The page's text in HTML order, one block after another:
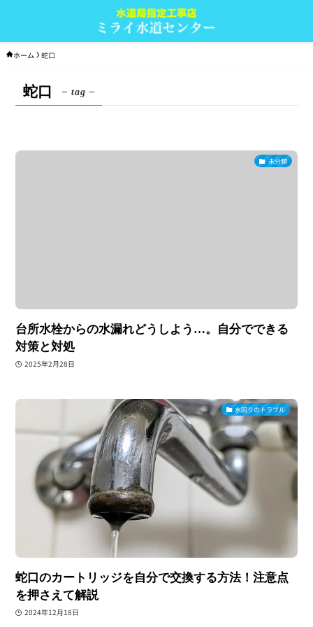
ホーム 蛇口
蛇口 – tag –
未分類
台所水栓からの水漏れどうしよう…。自分でできる
対策と対処
2025年2月28日
水回りのトラブル
蛇口のカートリッジを自分で交換する方法！注意点
を押さえて解説
2024年12月18日